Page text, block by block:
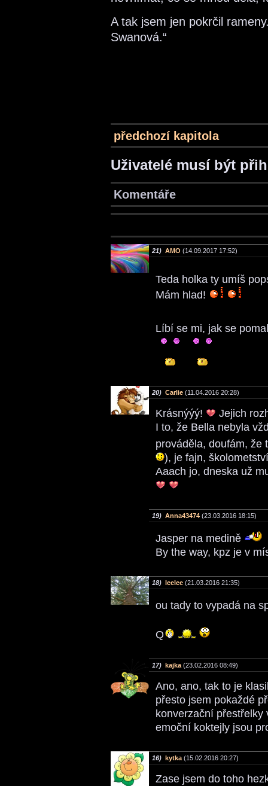
A tak jsem jen pokrčil
Swanová.“
předchozí kapitola
Uživatelé musí být
Komentáře
21) AMO (14.09.2017 17:52)
Teda holka ty umíš
Mám hlad!
Líbí se mi, jak se
20) Carlie (11.04.2016 20:28)
Krásnýýý!
Jejich
I to, že Bella nebyla
prováděla, doufám,
), je fajn,
Aaach jo, dneska už
19) Anna43474 (23.03.2016 18:15)
Jasper na medině
By the way, kpz je v
18) leelee (21.03.2016 21:35)
ou tady to vypadá na
Q
17) kajka (23.02.2016 08:49)
Ano, ano, tak to je
přesto jsem pokaždé
konverzační
emoční koktejly jsou
16) kytka (15.02.2016 20:27)
Zase jsem do toho